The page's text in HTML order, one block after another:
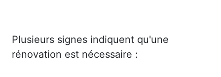
Plusieurs signes indiquent qu'une
rénovation est nécessaire :